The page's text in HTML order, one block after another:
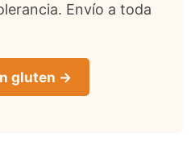
Envío a toda
gluten →